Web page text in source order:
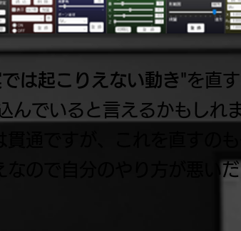
は起こりえない動き"を直
んでいると言えるかもしれ
通ですが、これを直すの
なので自分のやり方が悪い